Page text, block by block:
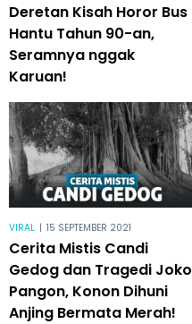
Deretan Kisah Horor Bus
Hantu Tahun 90-an,
Seramnya nggak
Karuan!
VIRAL | 15 SEPTEMBER 2021
Cerita Mistis Candi
Gedog dan Tragedi Joko
Pangon, Konon Dihuni
Anjing Bermata Merah!